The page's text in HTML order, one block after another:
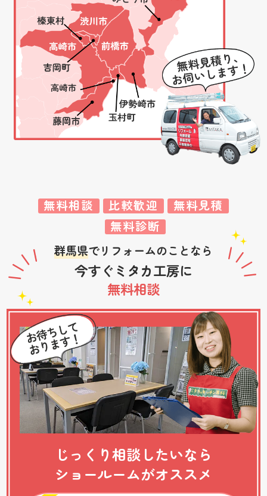
無料相談 比較歓迎
無料見積
無料診断
群馬県でリフォームのことなら
今すぐミタカ工房に
無料相談
じっくり相談したいなら
ショールームがオススメ